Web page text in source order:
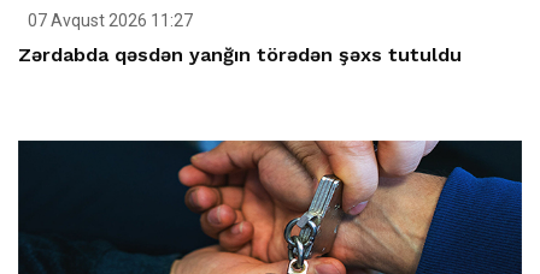
07 Avqust 2026 11:27
Zərdabda qəsdən yanğın törədən şəxs tutuldu